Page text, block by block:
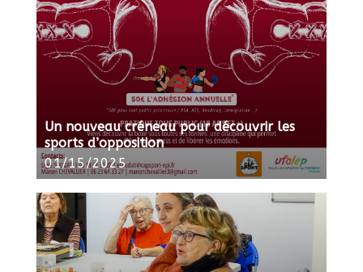
Un nouveau créneau pour découvrir les
sports d’opposition
01/15/2025